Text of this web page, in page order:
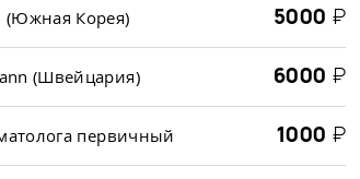
(Южная Корея) 5000 ₽
(Швейцария) 6000 ₽
первичный 1000 ₽